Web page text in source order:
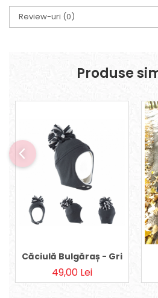
Review-uri (0)
Produse
Căciulă Bulgăraș - Gri
49,00 Lei